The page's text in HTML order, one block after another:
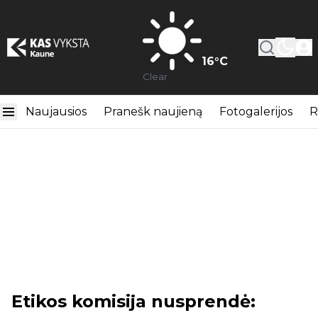
16°C
Clear
Naujausios Pranešk naujieną Fotogalerijos
Etikos komisija nusprendė: